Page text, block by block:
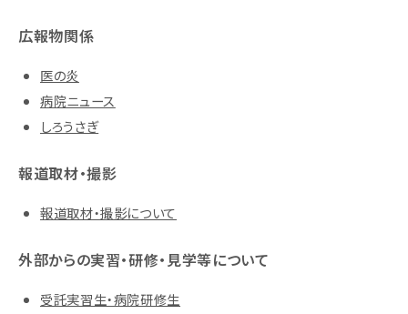
広報物関係
医の炎
病院ニュース
しろうさぎ
報道取材・撮影
報道取材・撮影について
外部からの実習・研修・見学等について
受託実習生・病院研修生